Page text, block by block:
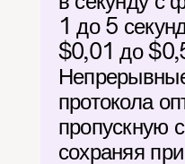
1 до 5
$0,01 до
протокола
пропускную
сохраняя